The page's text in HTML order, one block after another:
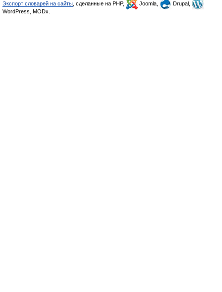
Экспорт словарей на сайты , сделанные на PHP, Joomla,
Drupal,
WordPress, MODx.